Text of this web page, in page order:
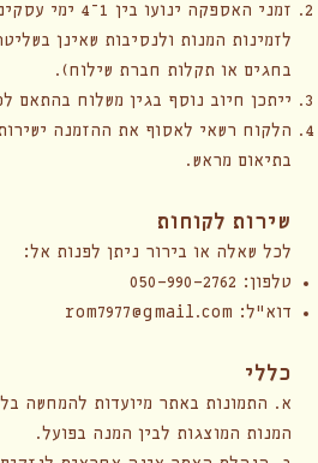
זמני האספקה
לזמינות המנות ולנסיבות שאינן
בחגים או תקלות חברת שילוח).
ייתכן חיוב נוסף בגין משלוח בהתאם
הלקוח רשאי לאסוף את ההזמנה
בתיאום מראש.
שירות לקוחות
לכל שאלה או בירור ניתן לפנות אל:
טלפון: 050-990-2762
דוא"ל: rom7977@gmail.com
כללי
א. התמונות באתר מיועדות להמחשה
המנות המוצגות לבין המנה בפועל.